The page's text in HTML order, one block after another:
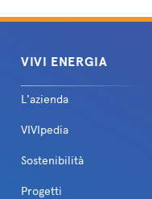
VIVI ENERGIA
L'azienda
VIVIpedia
Sostenibilità
Progetti